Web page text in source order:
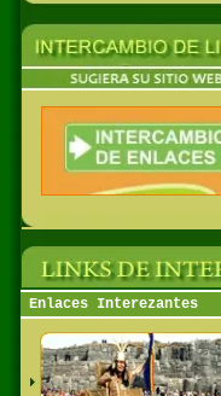
Enlaces Interezantes